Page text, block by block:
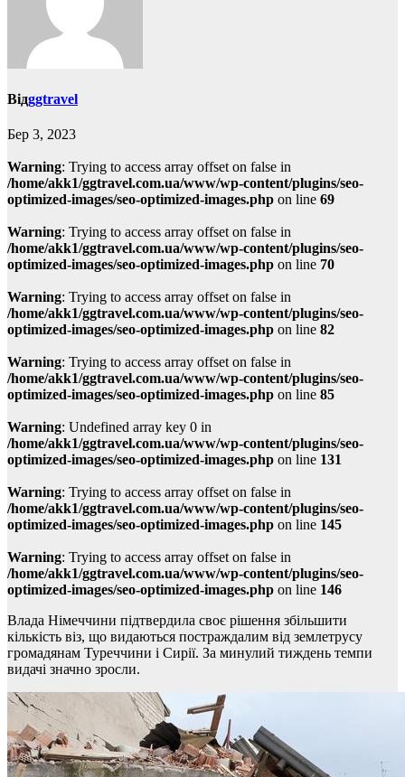
Відggtravel
Бер 3, 2023
Warning: Trying to access array offset on false in
/home/akk1/ggtravel.com.ua/www/wp-content/plugins/seo-
optimized-images/seo-optimized-images.php on line 69
Warning: Trying to access array offset on false in
/home/akk1/ggtravel.com.ua/www/wp-content/plugins/seo-
optimized-images/seo-optimized-images.php on line 70
Warning: Trying to access array offset on false in
/home/akk1/ggtravel.com.ua/www/wp-content/plugins/seo-
optimized-images/seo-optimized-images.php on line 82
Warning: Trying to access array offset on false in
/home/akk1/ggtravel.com.ua/www/wp-content/plugins/seo-
optimized-images/seo-optimized-images.php on line 85
Warning: Undefined array key 0 in
/home/akk1/ggtravel.com.ua/www/wp-content/plugins/seo-
optimized-images/seo-optimized-images.php on line 131
Warning: Trying to access array offset on false in
/home/akk1/ggtravel.com.ua/www/wp-content/plugins/seo-
optimized-images/seo-optimized-images.php on line 145
Warning: Trying to access array offset on false in
/home/akk1/ggtravel.com.ua/www/wp-content/plugins/seo-
optimized-images/seo-optimized-images.php on line 146
Влада Німеччини підтвердила своє рішення збільшити
кількість віз, що видаються постраждалим від землетрусу
громадянам Туреччини і Сирії. За минулий тиждень темпи
видачі значно зросли.